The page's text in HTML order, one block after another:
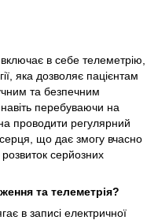
в себе телеметрію,
яка дозволяє пацієнтам
та безпечним
перебуваючи на
проводити регулярний
серця, що дає змогу вчасно
серйозних
та телеметрія?
в записі електричної